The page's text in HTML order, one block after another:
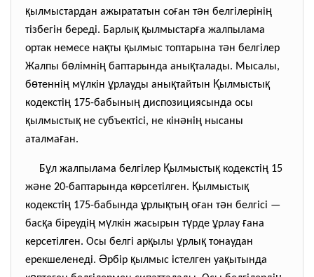
қылмыстардан ажырататын соған тән белгілерінің
тізбегін береді. Барлық қылмыстарға жалпылама
ортак немесе нақты қылмыс топтарына тән белгілер
Жалпы бөлімнің баптарында анықталады. Мысалы,
бөтеннің мүлкін ұрлауды анықтайтын Қылмыстық
кодекстің 175-бабының диспозициясында осы
қылмыстық не субъектісі, не кінәнің нысаны
аталмаған.
Бұл жалпылама белгілер Қылмыстық кодекстің 15
және 20-баптарында көрсетілген. Қылмыстық
кодекстің 175-бабында ұрлықтың оған тән белгісі —
басқа біреудің мүлкін жасырын түрде ұрлау ғана
керсетілген. Осы белгі арқылы ұрлық тонаудан
ерекшеленеді. Әрбір қылмыс істелген уақытында